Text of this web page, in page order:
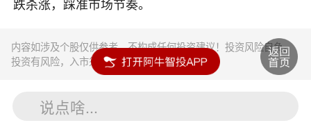
跌杀涨，踩准市场节奏。
内容如涉及个股仅供参考，不构成任何投资建议！投资风险自负。
投资有风险，入市须谨慎。
说点啥...